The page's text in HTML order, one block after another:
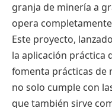
granja de minería a
opera
Este proyecto,
la aplicación práctica
fomenta prácticas de
no solo cumple con
que también sirve